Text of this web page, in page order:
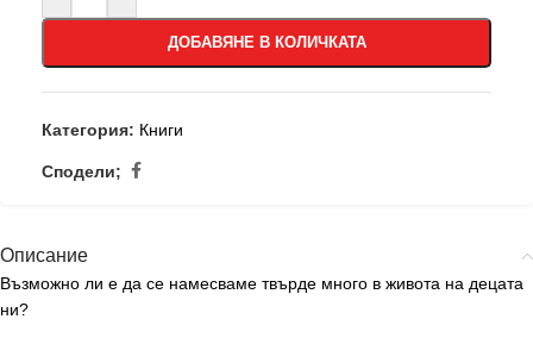
ДОБАВЯНЕ В КОЛИЧКАТА
Категория: Книги
Сподели;
Описание
Възможно ли е да се намесваме твърде много в живота на децата
ни?